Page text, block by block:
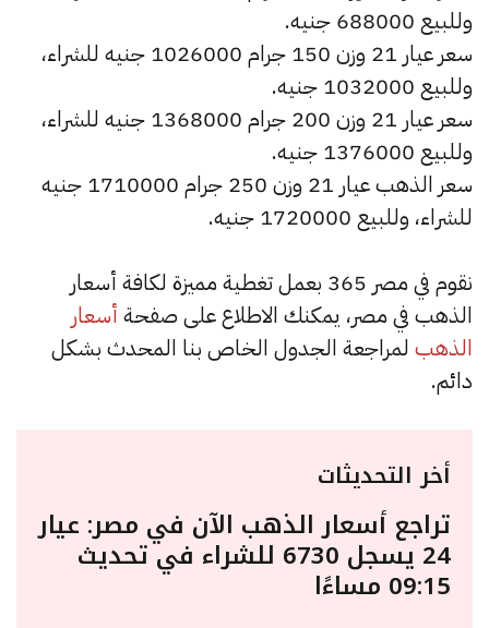
وللبيع 688000 جنيه.
سعر عيار 21 وزن 150 جرام 1026000 جنيه للشراء،
وللبيع 1032000 جنيه.
سعر عيار 21 وزن 200 جرام 1368000 جنيه للشراء،
وللبيع 1376000 جنيه.
سعر الذهب عيار 21 وزن 250 جرام 1710000 جنيه
للشراء، وللبيع 1720000 جنيه.
نقوم في مصر 365 بعمل تغطية مميزة لكافة أسعار
الذهب في مصر، يمكنك الاطلاع على صفحة أسعار
الذهب لمراجعة الجدول الخاص بنا المحدث بشكل
دائم.
أخر التحديثات
تراجع أسعار الذهب الآن في مصر: عيار
24 يسجل 6730 للشراء في تحديث
09:15 مساءًا